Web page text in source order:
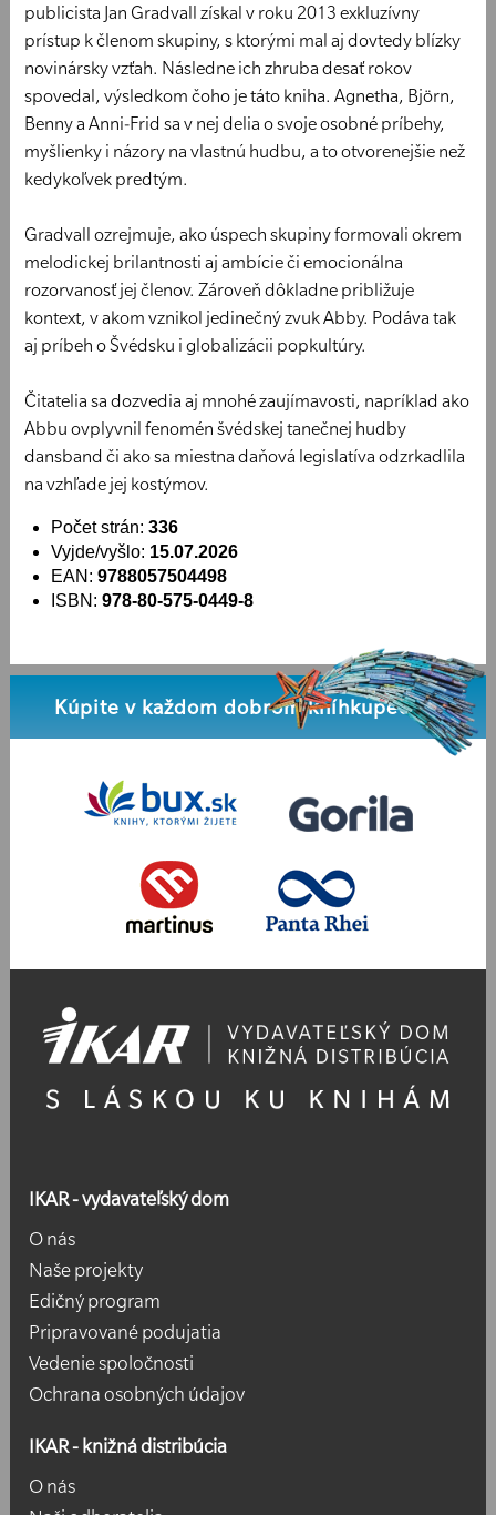
publicista Jan Gradvall získal v roku 2013 exkluzívny
prístup k členom skupiny, s ktorými mal aj dovtedy blízky
novinársky vzťah. Následne ich zhruba desať rokov
spovedal, výsledkom čoho je táto kniha. Agnetha, Björn,
Benny a Anni-Frid sa v nej delia o svoje osobné príbehy,
myšlienky i názory na vlastnú hudbu, a to otvorenejšie než
kedykoľvek predtým.
Gradvall ozrejmuje, ako úspech skupiny formovali okrem
melodickej brilantnosti aj ambície či emocionálna
rozorvanosť jej členov. Zároveň dôkladne približuje
kontext, v akom vznikol jedinečný zvuk Abby. Podáva tak
aj príbeh o Švédsku i globalizácii popkultúry.
Čitatelia sa dozvedia aj mnohé zaujímavosti, napríklad ako
Abbu ovplyvnil fenomén švédskej tanečnej hudby
dansband či ako sa miestna daňová legislatíva odzrkadlila
na vzhľade jej kostýmov.
Počet strán: 336
Vyjde/vyšlo: 15.07.2026
EAN: 9788057504498
ISBN: 978-80-575-0449-8
Kúpite v každom dobrom kníhkupectve
IKAR - vydavateľský dom
O nás
Naše projekty
Edičný program
Pripravované podujatia
Vedenie spoločnosti
Ochrana osobných údajov
IKAR - knižná distribúcia
O nás